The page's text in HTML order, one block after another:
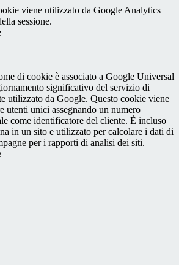
viene utilizzato da Google Analytics
sessione.
di cookie è associato a Google Universal
significativo del servizio di
utilizzato da Google. Questo cookie viene
utenti unici assegnando un numero
come identificatore del cliente. È incluso
in un sito e utilizzato per calcolare i dati di
per i rapporti di analisi dei siti.